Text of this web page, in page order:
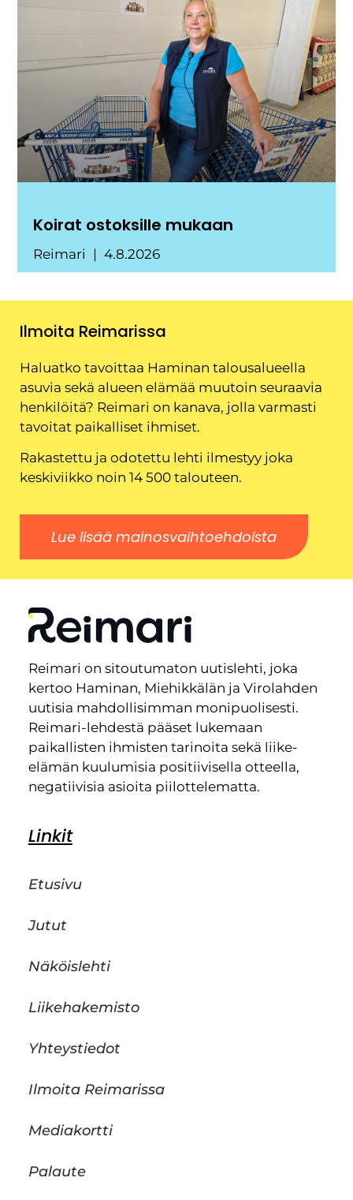
Koirat ostoksille mukaan
Reimari 4.8.2026
Ilmoita Reimarissa
Haluatko tavoittaa Haminan talousalueella
asuvia sekä alueen elämää muutoin seuraavia
henkilöitä? Reimari on kanava, jolla varmasti
tavoitat paikalliset ihmiset.
Rakastettu ja odotettu lehti ilmestyy joka
keskiviikko noin 14 500 talouteen.
Lue lisää mainosvaihtoehdoista
Reimari on sitoutumaton uutislehti, joka
kertoo Haminan, Miehikkälän ja Virolahden
uutisia mahdollisimman monipuolisesti.
Reimari-lehdestä pääset lukemaan
paikallisten ihmisten tarinoita sekä liike-
elämän kuulumisia positiivisella otteella,
negatiivisia asioita piilottelematta.
Linkit
Etusivu
Jutut
Näköislehti
Liikehakemisto
Yhteystiedot
Ilmoita Reimarissa
Mediakortti
Palaute